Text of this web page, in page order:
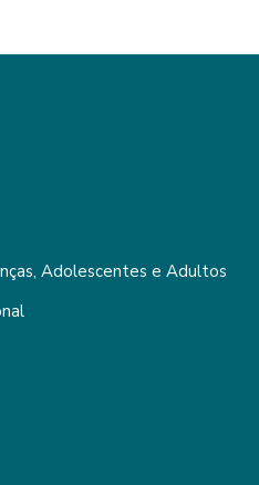
Adolescentes e Adultos